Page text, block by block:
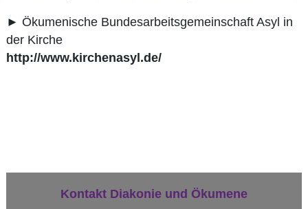
► Ökumenische Bundesarbeitsgemeinschaft Asyl in
der Kirche
http://www.kirchenasyl.de/
Kontakt Diakonie und Ökumene